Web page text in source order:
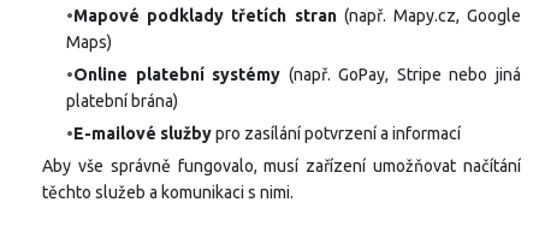
•Mapové podklady třetích stran(např. Mapy.cz, Google
Maps)
•Online platební systémy (např. GoPay, Stripe nebo jiná
platební brána)
•E-mailové službypro zasílání potvrzení a informací
Aby vše správně fungovalo, musí zařízení umožňovat načítání
těchto služeb a komunikaci s nimi.